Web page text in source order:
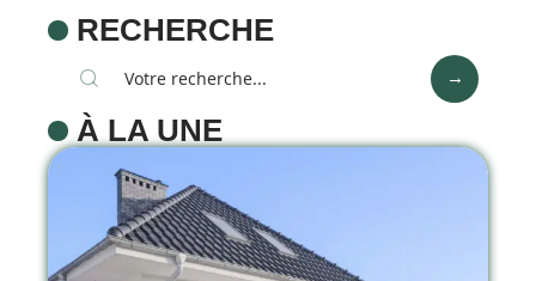
RECHERCHE
À LA UNE